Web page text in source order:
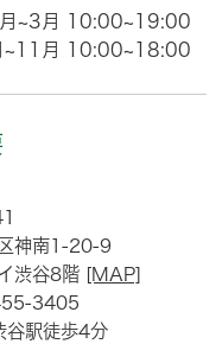
~3月 10:00~19:00
~11月 10:00~18:00
神南1-20-9
渋谷8階 [MAP]
3405
谷駅徒歩4分